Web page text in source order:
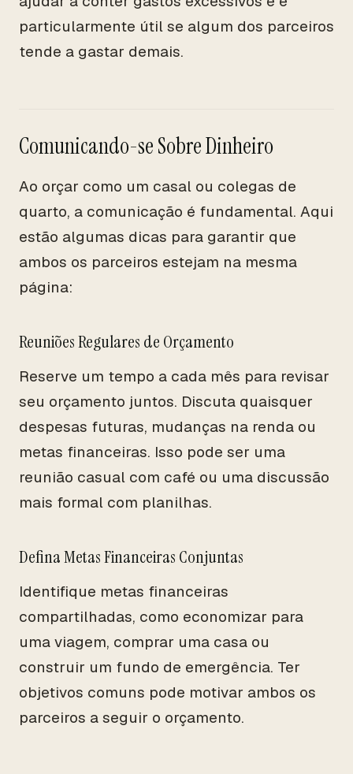
particularmente útil se algum dos parceiros
tende a gastar demais.
Comunicando-se Sobre Dinheiro
Ao orçar como um casal ou colegas de
quarto, a comunicação é fundamental. Aqui
estão algumas dicas para garantir que
ambos os parceiros estejam na mesma
página:
Reuniões Regulares de Orçamento
Reserve um tempo a cada mês para revisar
seu orçamento juntos. Discuta quaisquer
despesas futuras, mudanças na renda ou
metas financeiras. Isso pode ser uma
reunião casual com café ou uma discussão
mais formal com planilhas.
Defina Metas Financeiras Conjuntas
Identifique metas financeiras
compartilhadas, como economizar para
uma viagem, comprar uma casa ou
construir um fundo de emergência. Ter
objetivos comuns pode motivar ambos os
parceiros a seguir o orçamento.